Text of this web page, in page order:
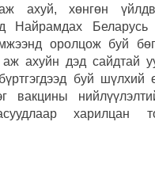
ахуй, хөнгөн
Найрамдах
оролцож буй
ахуйн дэд сайдтай
буй шүлхий
вакцины
харилцан